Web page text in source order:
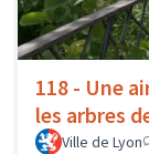
118 - Une
les arbres
Ville de Lyon